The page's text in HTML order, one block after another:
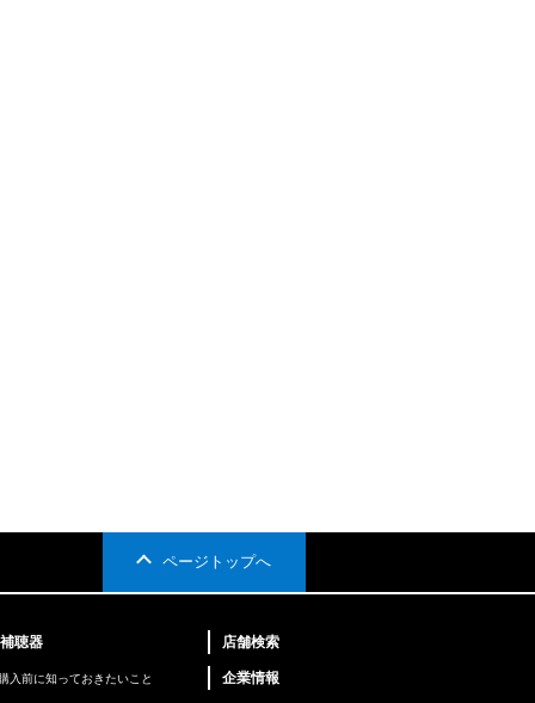
ページトップへ
補聴器
入前に知っておきたいこと
店舗検索
企業情報